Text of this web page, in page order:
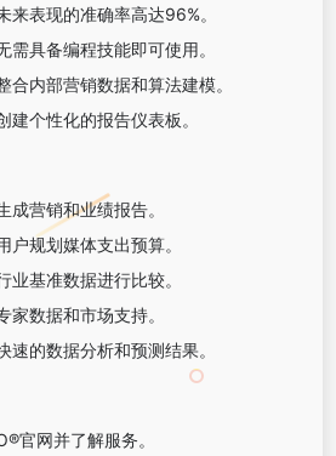
来表现的准确率高达96%。
需具备编程技能即可使用。
合内部营销数据和算法建模。
建个性化的报告仪表板。
成营销和业绩报告。
户规划媒体支出预算。
业基准数据进行比较。
家数据和市场支持。
速的数据分析和预测结果。
官网并了解服务。